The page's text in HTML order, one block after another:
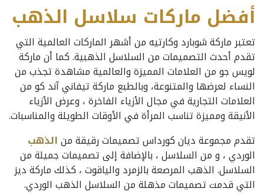
أفضل ماركات سلاسل الذهب
تعتبر ماركة شوبارد وكارتيه من أشهر الماركات العالمية التي
تقدم أحدث التصميمات من السلاسل الذهبية. كما أن ماركة
لويس جو من العلامات المميزة والعالمية مشاهدة تجذب من
النساء لعرضها والمتنوعة، وبالطبع ماركة تيفاني آند كو من
العلامات التجارية في مجال الأزياء الفاخرة ، وعرض الأزياء
الأنيقة ومميزة تناسب المرأة في الأوقات الطويلة والمناسبات.
تقدم مجموعة ديان كورداس تصميمات رقيقة منالذهب
الوردي ، ومن السلاسل ، بالإضافة إلى تصميمات جميلة من
السلاسل. الذهب المرصعة بالزمرد والياقوت ، كذلك ماركة ديز
التي قدمت تصميمات مذهلة من السلاسل الذهب الوردي.